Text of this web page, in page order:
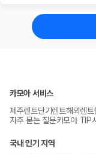
카모아 서비스
제주렌트단기렌트해외렌트
자주 묻는 질문카모아 TIP
국내 인기 지역